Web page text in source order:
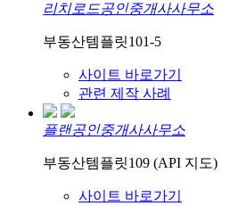
리치로드공인중개사사무소
부동산템플릿101-5
사이트 바로가기
관련 제작 사례
플랜공인중개사사무소
부동산템플릿109 (API 지도)
사이트 바로가기